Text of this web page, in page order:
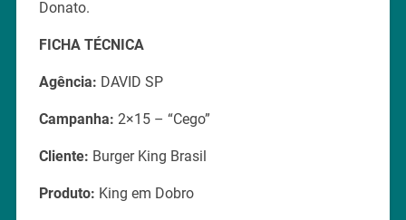
Donato.
FICHA TÉCNICA
Agência: DAVID SP
Campanha: 2×15 – “Cego”
Cliente: Burger King Brasil
Produto: King em Dobro